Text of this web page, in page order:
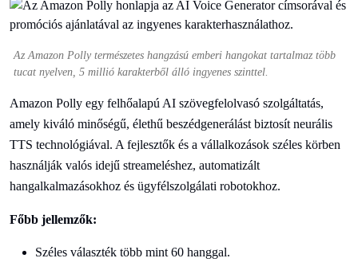
Az Amazon Polly természetes hangzású emberi hangokat tartalmaz több
tucat nyelven, 5 millió karakterből álló ingyenes szinttel.
Amazon Polly egy felhőalapú AI szövegfelolvasó szolgáltatás,
amely kiváló minőségű, élethű beszédgenerálást biztosít neurális
TTS technológiával. A fejlesztők és a vállalkozások széles körben
használják valós idejű streameléshez, automatizált
hangalkalmazásokhoz és ügyfélszolgálati robotokhoz.
Főbb jellemzők:
Széles választék több mint 60 hanggal.